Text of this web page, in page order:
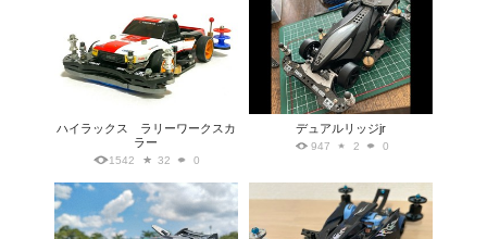
ハイラックス ラリーワークスカ
ラー
1542 32 0
デュアルリッジjr
947 2 0